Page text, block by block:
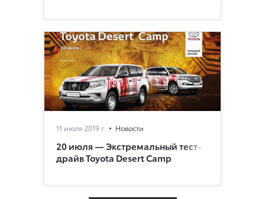
11 июля 2019 г. Новости
20 июля — Экстремальный тест-
драйв Toyota Desert Camp